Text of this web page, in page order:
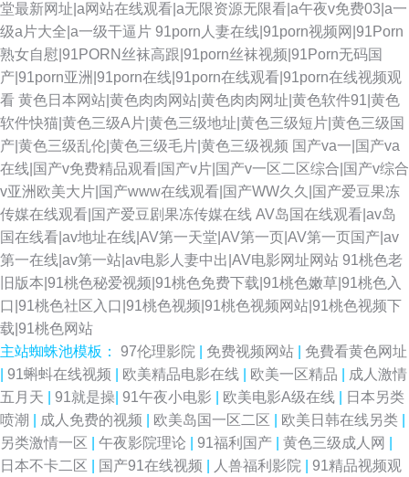
堂最新网址|a网站在线观看|a无限资源无限看|a午夜v免费03|a一
级a片大全|a一级干逼片 91porn人妻在线|91porn视频网|91Porn
熟女自慰|91PORN丝袜高跟|91porn丝袜视频|91Porn无码国
产|91porn亚洲|91porn在线|91porn在线观看|91porn在线视频观
看 黄色日本网站|黄色肉肉网站|黄色肉肉网址|黄色软件91|黄色
软件快猫|黄色三级A片|黄色三级地址|黄色三级短片|黄色三级国
产|黄色三级乱伦|黄色三级毛片|黄色三级视频 国产va一|国产va
在线|国产v免费精品观看|国产v片|国产v一区二区综合|国产v综合
v亚洲欧美大片|国产www在线观看|国产WW久久|国产爱豆果冻
传媒在线观看|国产爱豆剧果冻传媒在线 AV岛国在线观看|av岛
国在线看|av地址在线|AV第一天堂|AV第一页|AV第一页国产|av
第一在线|av第一站|av电影人妻中出|AV电影网址网站 91桃色老
旧版本|91桃色秘爱视频|91桃色免费下载|91桃色嫩草|91桃色入
口|91桃色社区入口|91桃色视频|91桃色视频网站|91桃色视频下
载|91桃色网站
主站蜘蛛池模板： 97伦理影院 免费视频网站
免費看黄色网址
91蝌蚪在线视频 欧美精品电影在线 欧美一区精品
成人激情
五月天
91就是操 91午夜小电影 欧美电影A级在线
日本另类
喷潮
成人免费的视频 欧美岛国一区二区 欧美日韩在线另类
另类激情一区
午夜影院理论 91福利国产 黄色三级成人网
日本不卡二区
国产91在线视频 人兽福利影院
91精品视频观